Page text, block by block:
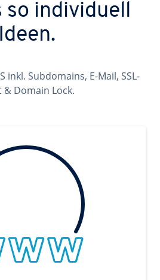
so individuell
inkl. Subdomains, E-Mail, SSL-
Domain Lock.